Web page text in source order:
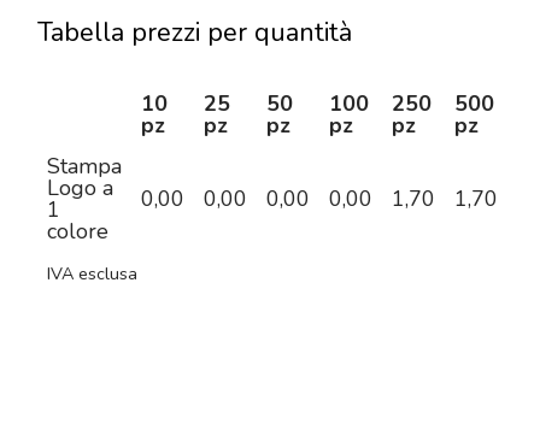
Tabella prezzi per quantità
10
pz
25
pz
50
pz
100
pz
250
pz
500
pz
Stampa
Logo a
1
colore
0,00 0,00 0,00 0,00 1,70 1,70
IVA esclusa